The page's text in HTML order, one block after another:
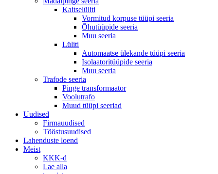
Kaitselüliti
Vormitud korpuse tüüpi seeria
Õhutüüpide seeria
Muu seeria
Lüliti
Automaatse ülekande tüüpi seeria
Isolaatoritüüpide seeria
Muu seeria
Trafode seeria
Pinge transformaator
Voolutrafo
Muud tüüpi seeriad
Uudised
Firmauudised
Tööstusuudised
Lahenduste loend
Meist
KKK-d
Lae alla